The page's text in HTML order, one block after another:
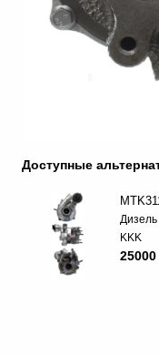
Доступные
Дизель
KKK